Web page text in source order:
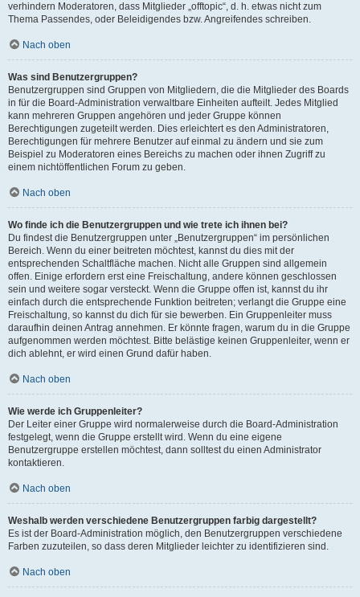
verhindern Moderatoren, dass Mitglieder „offtopic“, d. h. etwas nicht zum
Thema Passendes, oder Beleidigendes bzw. Angreifendes schreiben.
Nach oben
Was sind Benutzergruppen?
Benutzergruppen sind Gruppen von Mitgliedern, die die Mitglieder des Boards
in für die Board-Administration verwaltbare Einheiten aufteilt. Jedes Mitglied
kann mehreren Gruppen angehören und jeder Gruppe können
Berechtigungen zugeteilt werden. Dies erleichtert es den Administratoren,
Berechtigungen für mehrere Benutzer auf einmal zu ändern und sie zum
Beispiel zu Moderatoren eines Bereichs zu machen oder ihnen Zugriff zu
einem nichtöffentlichen Forum zu geben.
Nach oben
Wo finde ich die Benutzergruppen und wie trete ich ihnen bei?
Du findest die Benutzergruppen unter „Benutzergruppen“ im persönlichen
Bereich. Wenn du einer beitreten möchtest, kannst du dies mit der
entsprechenden Schaltfläche machen. Nicht alle Gruppen sind allgemein
offen. Einige erfordern erst eine Freischaltung, andere können geschlossen
sein und weitere sogar versteckt. Wenn die Gruppe offen ist, kannst du ihr
einfach durch die entsprechende Funktion beitreten; verlangt die Gruppe eine
Freischaltung, so kannst du dich für sie bewerben. Ein Gruppenleiter muss
daraufhin deinen Antrag annehmen. Er könnte fragen, warum du in die Gruppe
aufgenommen werden möchtest. Bitte belästige keinen Gruppenleiter, wenn er
dich ablehnt, er wird einen Grund dafür haben.
Nach oben
Wie werde ich Gruppenleiter?
Der Leiter einer Gruppe wird normalerweise durch die Board-Administration
festgelegt, wenn die Gruppe erstellt wird. Wenn du eine eigene
Benutzergruppe erstellen möchtest, dann solltest du einen Administrator
kontaktieren.
Nach oben
Weshalb werden verschiedene Benutzergruppen farbig dargestellt?
Es ist der Board-Administration möglich, den Benutzergruppen verschiedene
Farben zuzuteilen, so dass deren Mitglieder leichter zu identifizieren sind.
Nach oben